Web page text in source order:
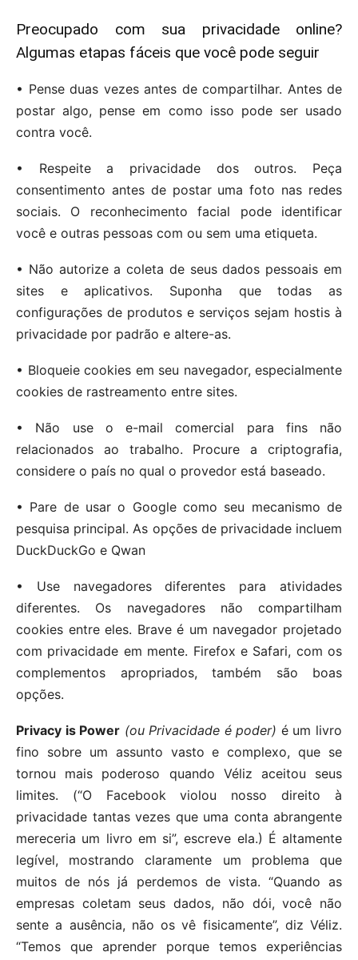
Preocupado com sua privacidade online?
Algumas etapas fáceis que você pode seguir
• Pense duas vezes antes de compartilhar. Antes de
postar algo, pense em como isso pode ser usado
contra você.
• Respeite a privacidade dos outros. Peça
consentimento antes de postar uma foto nas redes
sociais. O reconhecimento facial pode identificar
você e outras pessoas com ou sem uma etiqueta.
• Não autorize a coleta de seus dados pessoais em
sites e aplicativos. Suponha que todas as
configurações de produtos e serviços sejam hostis à
privacidade por padrão e altere-as.
• Bloqueie cookies em seu navegador, especialmente
cookies de rastreamento entre sites.
• Não use o e-mail comercial para fins não
relacionados ao trabalho. Procure a criptografia,
considere o país no qual o provedor está baseado.
• Pare de usar o Google como seu mecanismo de
pesquisa principal. As opções de privacidade incluem
DuckDuckGo e Qwan
• Use navegadores diferentes para atividades
diferentes. Os navegadores não compartilham
cookies entre eles. Brave é um navegador projetado
com privacidade em mente. Firefox e Safari, com os
complementos apropriados, também são boas
opções.
Privacy is Power (ou Privacidade é poder) é um livro
fino sobre um assunto vasto e complexo, que se
tornou mais poderoso quando Véliz aceitou seus
limites. (“O Facebook violou nosso direito à
privacidade tantas vezes que uma conta abrangente
mereceria um livro em si”, escreve ela.) É altamente
legível, mostrando claramente um problema que
muitos de nós já perdemos de vista. “Quando as
empresas coletam seus dados, não dói, você não
sente a ausência, não os vê fisicamente”, diz Véliz.
“Temos que aprender porque temos experiências